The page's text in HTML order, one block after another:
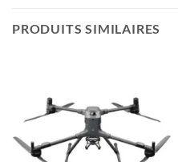
PRODUITS SIMILAIRES